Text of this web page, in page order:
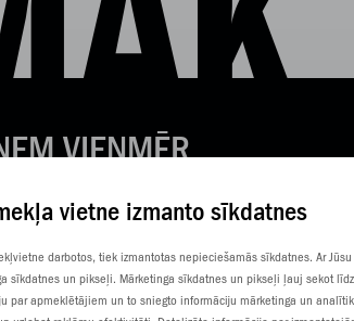
vietne izmanto sīkdatnes
darbotos, tiek izmantotas nepieciešamās sīkdatnes. Ar
sīkdatnes un pikseļi. Mārketinga sīkdatnes un pikseļi ļauj sekot
par apmeklētājiem un to sniegto informāciju mārketinga un
VIENMĒR
ZIŅAS